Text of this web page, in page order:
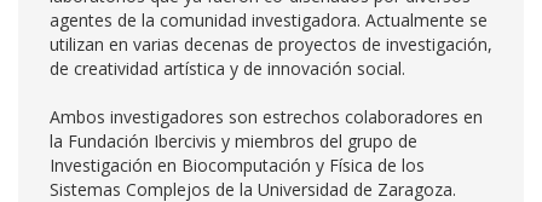
agentes de la comunidad investigadora. Actualmente se
utilizan en varias decenas de proyectos de investigación,
de creatividad artística y de innovación social.
Ambos investigadores son estrechos colaboradores en
la Fundación Ibercivis y miembros del grupo de
Investigación en Biocomputación y Física de los
Sistemas Complejos de la Universidad de Zaragoza.